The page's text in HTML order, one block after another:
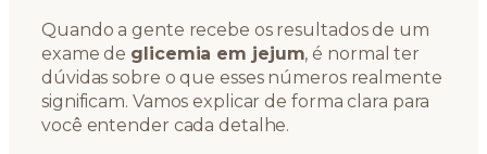
Quando a gente recebe os resultados de um
exame de glicemia em jejum, é normal ter
dúvidas sobre o que esses números realmente
significam. Vamos explicar de forma clara para
você entender cada detalhe.